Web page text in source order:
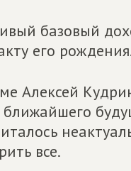
базовый
его
Алексей
ближайшего
все.